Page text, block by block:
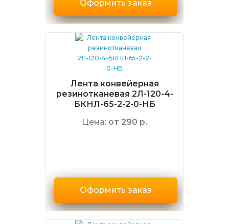
Оформить заказ
Лента конвейерная
резинотканевая 2Л-120-4-
БКНЛ-65-2-2-0-НБ
Цена: от 290 р.
Оформить заказ